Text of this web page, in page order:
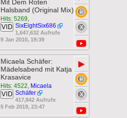
Mit Dem Roten
Halsband (Original Mix)
Hits: 5269,
SixEightSix686
VID
1,647,632 Aufrufe
9 Jan 2010, 19:39
Micaela Schäfer:
Mädelsabend mit Katja
Krasavice
Hits: 4522, Micaela
Schäfer
VID
417,842 Aufrufe
5 Feb 2019, 23:47
▶